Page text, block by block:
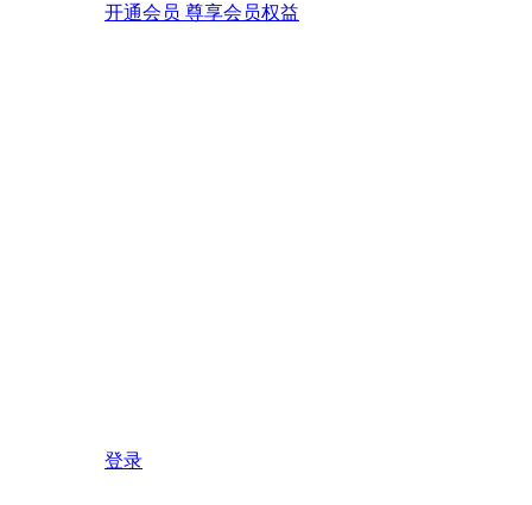
开通会员 尊享会员权益
登录